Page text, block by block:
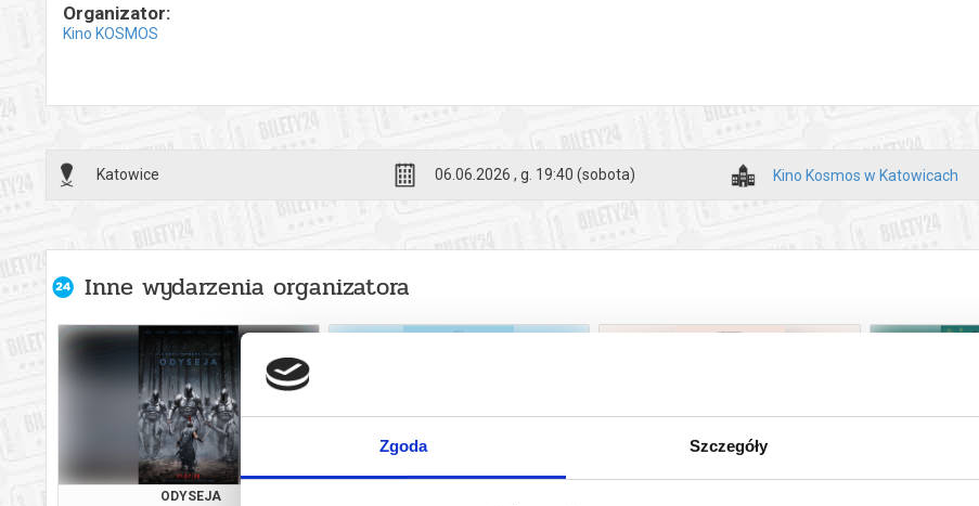
Zgoda Szczegóły
Organizator:
Kino KOSMOS
Katowice 06.06.2026 , g. 19:40 (sobota) Kino Kosmos w Katowicach
Inne wydarzenia organizatora
ODYSEJA